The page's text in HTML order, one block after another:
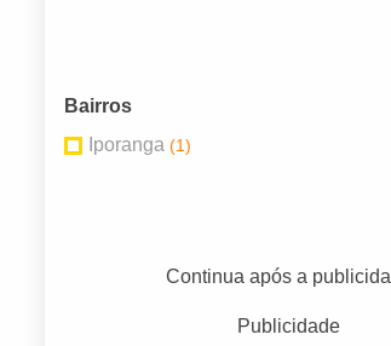
Bairros
Iporanga (1)
Continua após a
Publicidade